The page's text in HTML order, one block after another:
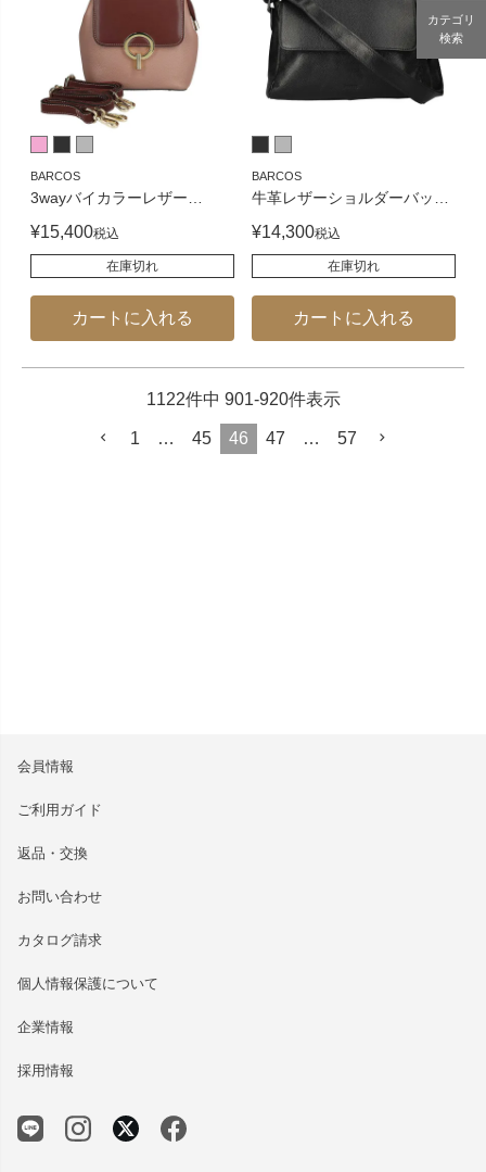
BARCOS
3wayバイカラーレザー
¥15,400税込
在庫切れ
カートに入れる
BARCOS
牛革レザーショルダーバッ
¥14,300税込
在庫切れ
カートに入れる
1122件中 901-920件表示
1 … 45 46 47 … 57
カテゴリ
検索
会員情報
ご利用ガイド
返品・交換
お問い合わせ
カタログ請求
個人情報保護について
企業情報
採用情報